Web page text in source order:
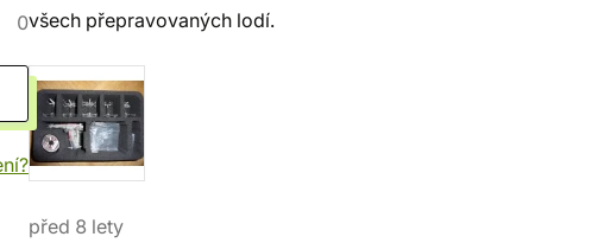
0všech přepravovaných lodí.
před 8 lety